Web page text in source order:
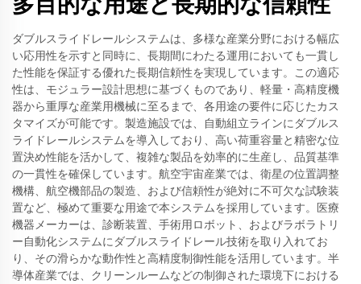
ダブルスライドレールシステムは、多様な産業分野における幅広
い応用性を示すと同時に、長期間にわたる運用においても一貫し
た性能を保証する優れた長期信頼性を実現しています。この適応
性は、モジュラー設計思想に基づくものであり、軽量・高精度機
器から重厚な産業用機械に至るまで、各用途の要件に応じたカス
タマイズが可能です。製造施設では、自動組立ラインにダブルス
ライドレールシステムを導入しており、高い荷重容量と精密な位
置決め性能を活かして、複雑な製品を効率的に生産し、品質基準
の一貫性を確保しています。航空宇宙産業では、衛星の位置調整
機構、航空機部品の製造、および信頼性が絶対に不可欠な試験装
置など、極めて重要な用途で本システムを採用しています。医療
機器メーカーは、診断装置、手術用ロボット、およびラボラトリ
ー自動化システムにダブルスライドレール技術を取り入れてお
り、その滑らかな動作性と高精度制御性能を活用しています。半
導体産業では、クリーンルームなどの制御された環境下における